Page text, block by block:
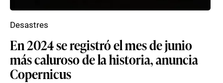
En 2024 se registró el mes de junio
más caluroso de la historia, anuncia
Copernicus
Desastres